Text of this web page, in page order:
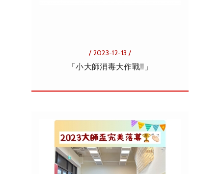
/ 2023-12-13 /
「小大師消毒大作戰!!」